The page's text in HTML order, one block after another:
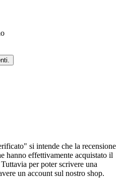
si intende che la recensione
hanno effettivamente acquistato il
per poter scrivere una
un account sul nostro shop.